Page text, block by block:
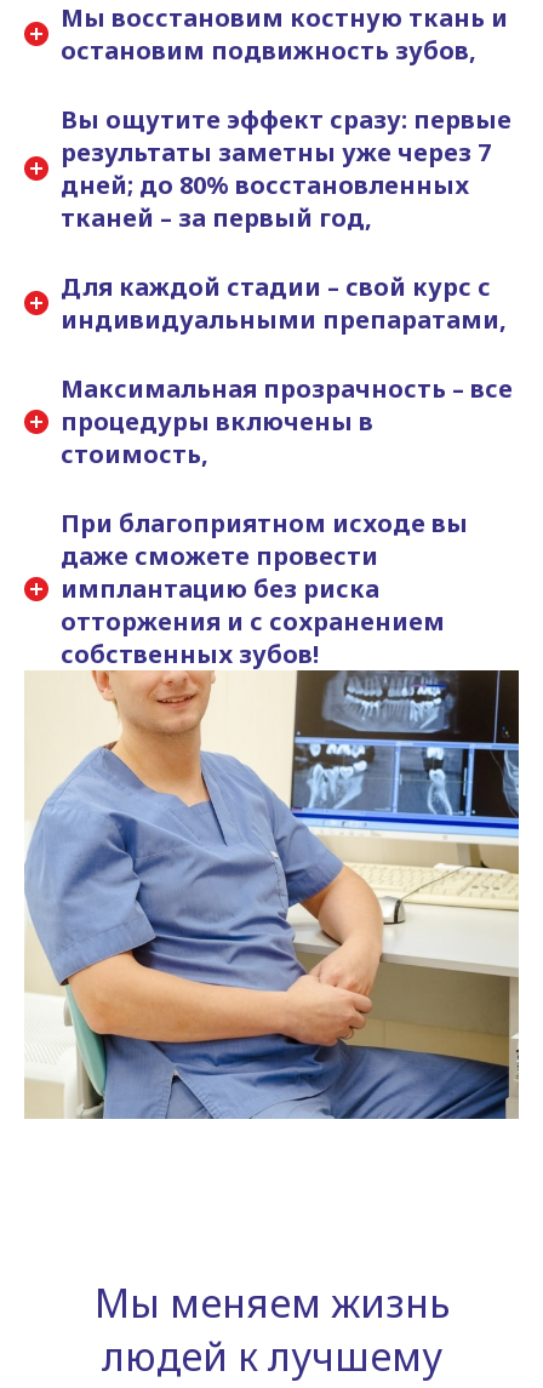
Мы восстановим костную ткань и
остановим подвижность зубов,
Вы ощутите эффект сразу: первые
результаты заметны уже через 7
дней; до 80% восстановленных
тканей – за первый год,
Для каждой стадии – свой курс с
индивидуальными препаратами,
Максимальная прозрачность – все
процедуры включены в
стоимость,
При благоприятном исходе вы
даже сможете провести
имплантацию без риска
отторжения и с сохранением
собственных зубов!
Мы меняем жизнь
людей к лучшему